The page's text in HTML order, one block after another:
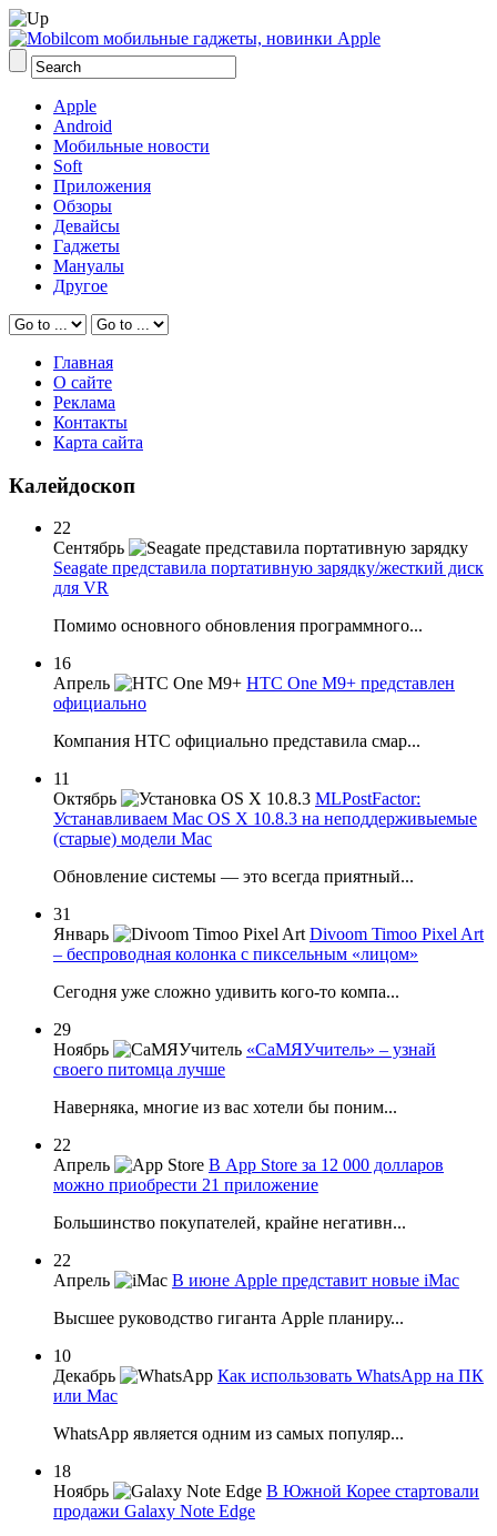
Apple
Android
Мобильные новости
Soft
Приложения
Обзоры
Девайсы
Гаджеты
Мануалы
Другое
Главная
О сайте
Реклама
Контакты
Карта сайта
Калейдоскоп
22
Сентябрь
Seagate представила портативную зарядку/жесткий диск
для VR
Помимо основного обновления программного...
16
Апрель
HTC One M9+ представлен
официально
Компания НТС официально представила смар...
11
Октябрь
MLPostFactor:
Устанавливаем Mac OS X 10.8.3 на неподдерживыемые
(старые) модели Mac
Обновление системы — это всегда приятный...
31
Январь
Divoom Timoo Pixel Art
– беспроводная колонка с пиксельным «лицом»
Сегодня уже сложно удивить кого-то компа...
29
Ноябрь
«СаМЯУчитель» – узнай
своего питомца лучше
Наверняка, многие из вас хотели бы поним...
22
Апрель
В App Store за 12 000 долларов
можно приобрести 21 приложение
Большинство покупателей, крайне негативн...
22
Апрель
В июне Apple представит новые iMac
Высшее руководство гиганта Apple планиру...
10
Декабрь
Как использовать WhatsApp на ПК
или Mac
WhatsApp является одним из самых популяр...
18
Ноябрь
В Южной Корее стартовали
продажи Galaxy Note Edge